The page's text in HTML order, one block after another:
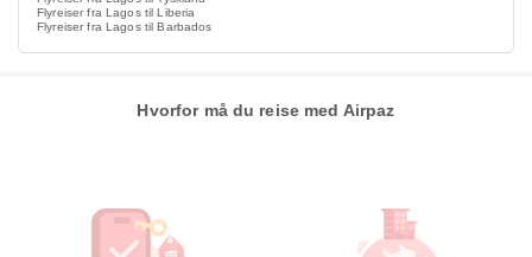
Flyreiser fra Lagos til Liberia
Flyreiser fra Lagos til Barbados
Hvorfor må du reise med Airpaz